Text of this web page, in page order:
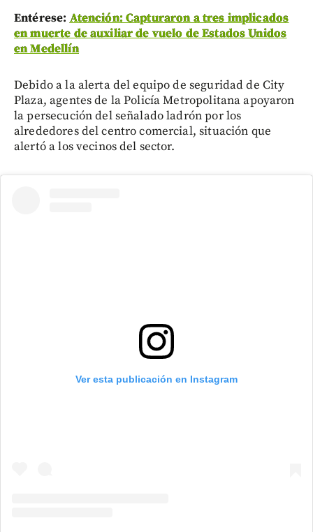
Entérese: Atención: Capturaron a tres implicados
en muerte de auxiliar de vuelo de Estados Unidos
en Medellín
Debido a la alerta del equipo de seguridad de City
Plaza, agentes de la Policía Metropolitana apoyaron
la persecución del señalado ladrón por los
alrededores del centro comercial, situación que
alertó a los vecinos del sector.
Ver esta publicación en Instagram